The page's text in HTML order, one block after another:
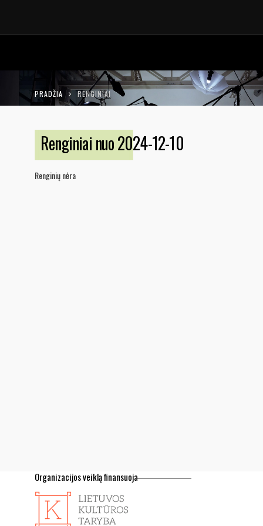
LT EN
PRADŽIA RENGINIAI
Renginiai nuo 2024-12-10
Renginių nėra
Organizacijos veiklą finansuoja